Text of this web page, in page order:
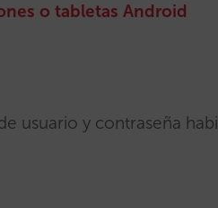
o tabletas Android
usuario y contraseña